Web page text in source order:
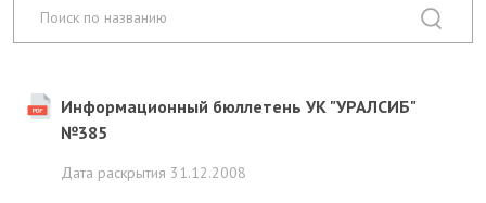
Информационный бюллетень УК "УРАЛСИБ"
№385
Дата раскрытия 31.12.2008